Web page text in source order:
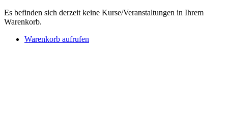
Es befinden sich derzeit keine Kurse/Veranstaltungen in Ihrem
Warenkorb.
Warenkorb aufrufen